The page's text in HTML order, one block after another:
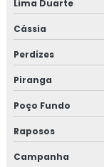
Treinamento em
Treinamento em
Treinamento em
Treinamento em
Treinamento em
Lima Duarte
Cássia
Perdizes
Piranga
Poço Fundo
Raposos
Campanha